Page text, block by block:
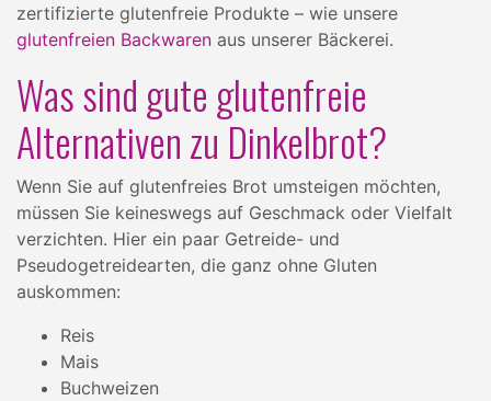
zertifizierte glutenfreie Produkte – wie unsere
glutenfreien Backwaren aus unserer Bäckerei.
Was sind gute glutenfreie
Alternativen zu Dinkelbrot?
Wenn Sie auf glutenfreies Brot umsteigen möchten,
müssen Sie keineswegs auf Geschmack oder Vielfalt
verzichten. Hier ein paar Getreide- und
Pseudogetreidearten, die ganz ohne Gluten
auskommen:
Reis
Mais
Buchweizen